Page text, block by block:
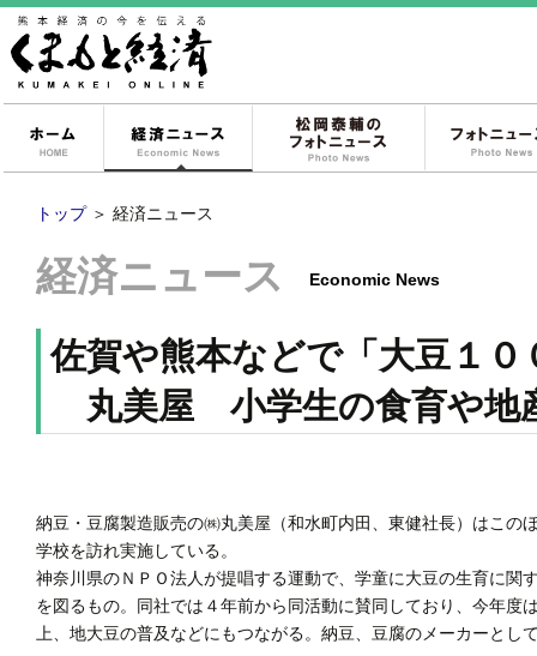
経済ニュース
トップ ＞ 経済ニュース
経済ニュース Economic News
佐賀や熊本などで「大豆１０
丸美屋 小学生の食育や地
納豆・豆腐製造販売の㈱丸美屋（和水町内田、東健社長）はこ
学校を訪れ実施している。
神奈川県のＮＰＯ法人が提唱する運動で、学童に大豆の生育に
を図るもの。同社では４年前から同活動に賛同しており、今年
上、地大豆の普及などにもつながる。納豆、豆腐のメーカーと